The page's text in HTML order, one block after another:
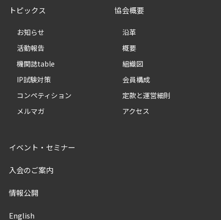
トピックス
お知らせ
活動報告
機関誌table
IP試験対策
コンペティション
メルマガ
協会概要
沿革
概要
組織図
会員構成
定款と運営細則
アクセス
イベント・セミナー
入会のご案内
情報公開
English